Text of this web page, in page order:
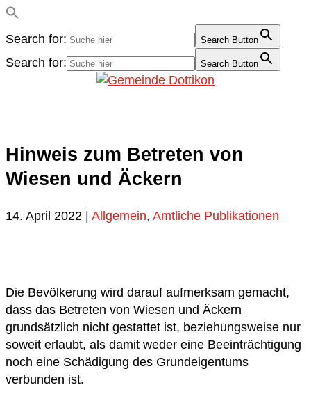
Search for: Search Button
Search for: Search Button
Hinweis zum Betreten von
Wiesen und Äckern
14. April 2022 | Allgemein, Amtliche Publikationen
Die Bevölkerung wird darauf aufmerksam gemacht,
dass das Betreten von Wiesen und Äckern
grundsätzlich nicht gestattet ist, beziehungsweise nur
soweit erlaubt, als damit weder eine Beeinträchtigung
noch eine Schädigung des Grundeigentums
verbunden ist.